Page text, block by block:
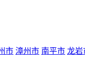
市 漳州市 南平市 龙岩